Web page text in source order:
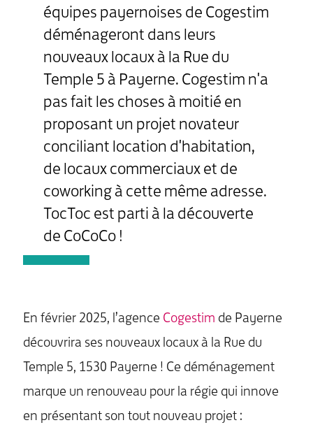
équipes payernoises de Cogestim
déménageront dans leurs
nouveaux locaux à la Rue du
Temple 5 à Payerne. Cogestim n'a
pas fait les choses à moitié en
proposant un projet novateur
conciliant location d'habitation,
de locaux commerciaux et de
coworking à cette même adresse.
TocToc est parti à la découverte
de CoCoCo !
En février 2025, l’agence Cogestim de Payerne
découvrira ses nouveaux locaux à la Rue du
Temple 5, 1530 Payerne ! Ce déménagement
marque un renouveau pour la régie qui innove
en présentant son tout nouveau projet :